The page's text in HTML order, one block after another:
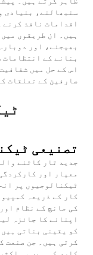
سنبھالنے، بنیادی
اقدامات نافذ
ہیں۔ ان طریقوں
بھیجنے، اور
بنانے کے انتظامات
اس کے حل میں
صارفین کے تعلقات
تصنیعی
جدید تار کاٹنے
معیار اور
ٹیکنالوجیوں پر
کار کے ذریعہ
کی جانچ کے نظام
اپنانے کا جائزہ
کو یقینی بناتی
کرتی ہیں۔ جن صنعت